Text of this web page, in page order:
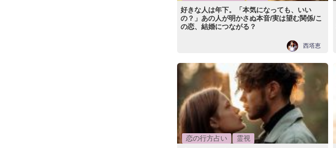
好きな人は年下。「本気になっても、いい
の？」あの人が明かさぬ本音/実は望む関係/こ
の恋、結婚につながる？
西塔恵
恋の行方占い
霊視